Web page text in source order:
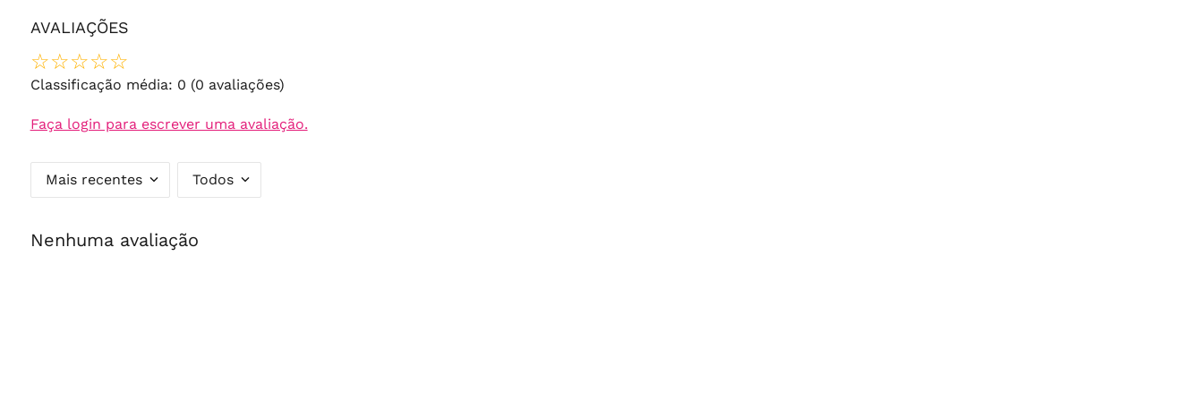
AVALIAÇÕES
☆☆☆☆☆
Classificação média: 0 (0 avaliações)
Faça login para escrever uma avaliação.
Mais recentes Todos
Nenhuma avaliação